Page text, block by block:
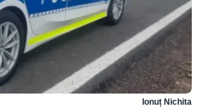
Ionuț Nichita